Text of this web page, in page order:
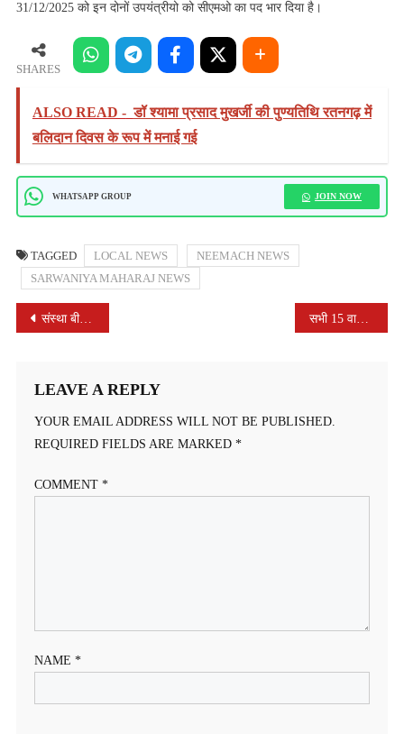
31/12/2025 को इन दोनों उपयंत्रीयो को सीएमओ का पद भार दिया है।
SHARES
ALSO READ - डॉ श्यामा प्रसाद मुखर्जी की पुण्यतिथि रतनगढ़ में
बलिदान दिवस के रूप में मनाई गई
WHATSAPP GROUP JOIN NOW
TAGGED LOCAL NEWS
NEEMACH NEWS
SARWANIYA MAHARAJ NEWS
POST
संस्था बी.आर.फाउंडेशन की ब्रांड एम्बेसडर बनी हरियाणा की विश्व रिकॉर्ड धारी बाल समाजसेविका सृष्टि गुलाटी सभी 15 वार्डो में सड़कों को पानी से धोने का विशेष अभियान कर रहे कर्मचारी ताकि गंदगी दिखाई न दे
LEAVE A REPLY
YOUR EMAIL ADDRESS WILL NOT BE PUBLISHED.
REQUIRED FIELDS ARE MARKED *
COMMENT *
NAME *